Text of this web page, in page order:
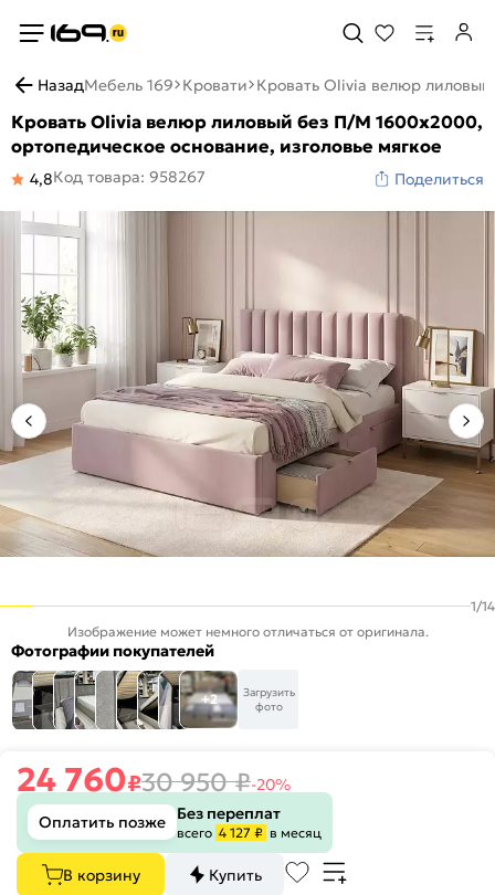
НазадМебель 169 Кровати Кровать Olivia велюр
Кровать Olivia велюр лиловый без П/М 1600x2000,
ортопедическое основание, изголовье мягкое
4,8Код товара: 958267 Поделиться
1/14
Изображение может немного отличаться от оригинала.
Фотографии покупателей
+2
Загрузить
фото
24 760₽30 950₽-20%
Оплатить позже
Без переплат
всего 4 127 ₽ в месяц
В корзину
Купить